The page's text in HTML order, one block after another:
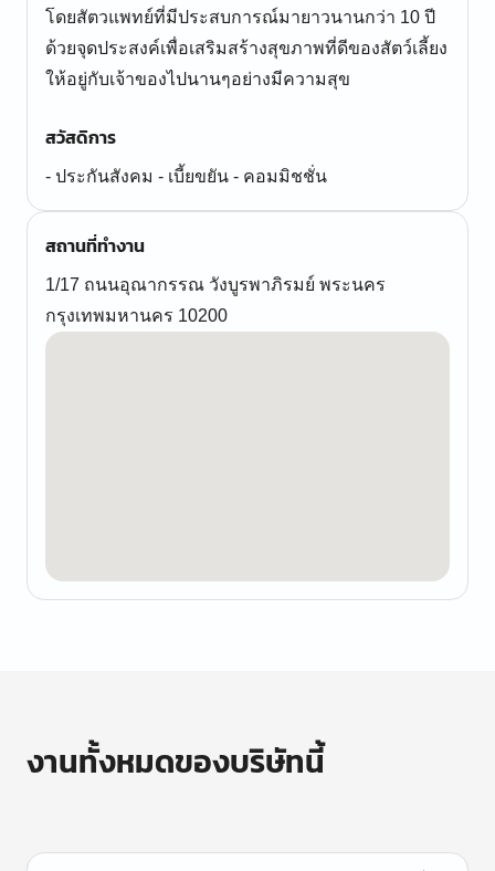
โดยสัตวแพทย์ที่มีประสบการณ์มายาวนานกว่า 10 ปี
ด้วยจุดประสงค์เพื่อเสริมสร้างสุขภาพที่ดีของสัตว์เลี้ยง
ให้อยู่กับเจ้าของไปนานๆอย่างมีความสุข
สวัสดิการ
- ประกันสังคม - เบี้ยขยัน - คอมมิชชั่น
สถานที่ทำงาน
1/17 ถนนอุณากรรณ วังบูรพาภิรมย์ พระนคร
กรุงเทพมหานคร 10200
งานทั้งหมดของบริษัทนี้